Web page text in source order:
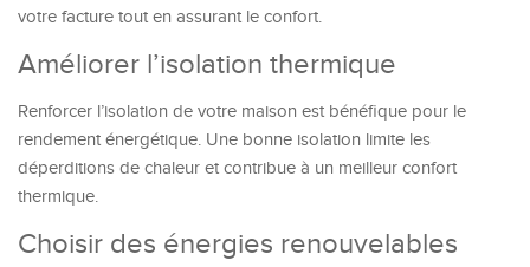
votre facture tout en assurant le confort.
Améliorer l’isolation thermique
Renforcer l’isolation de votre maison est bénéfique pour le
rendement énergétique. Une bonne isolation limite les
déperditions de chaleur et contribue à un meilleur confort
thermique.
Choisir des énergies renouvelables